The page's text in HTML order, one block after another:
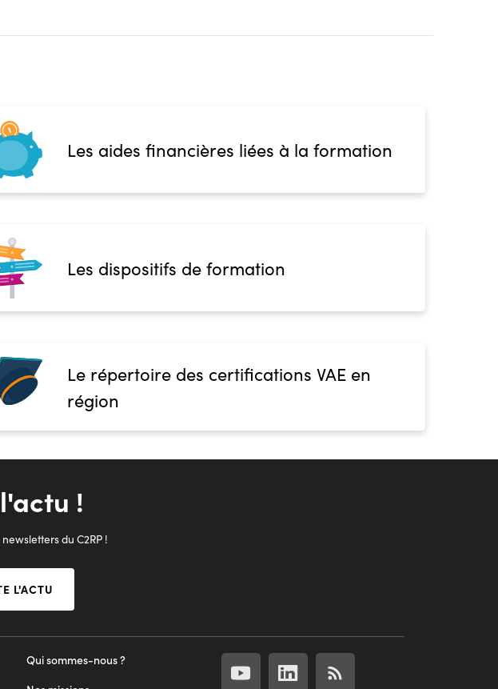
Les aides financières liées à la formation
Les dispositifs de formation
Le répertoire des certifications VAE en
région
!
du C2RP !
L'ACTU
Qui sommes-nous ?